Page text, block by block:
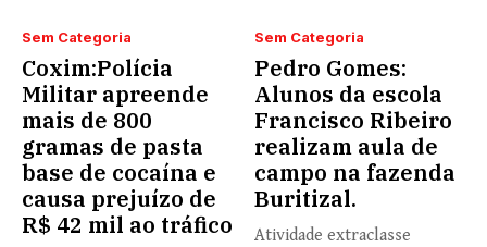
Sem Categoria
Coxim:Polícia
Militar apreende
mais de 800
gramas de pasta
base de cocaína e
causa prejuízo de
R$ 42 mil ao tráfico
Sem Categoria
Pedro Gomes:
Alunos da escola
Francisco Ribeiro
realizam aula de
campo na fazenda
Buritizal.
Atividade extraclasse